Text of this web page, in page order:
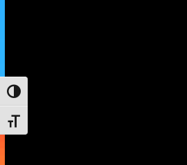
Passer en contraste élevé
Changer la taille de la police